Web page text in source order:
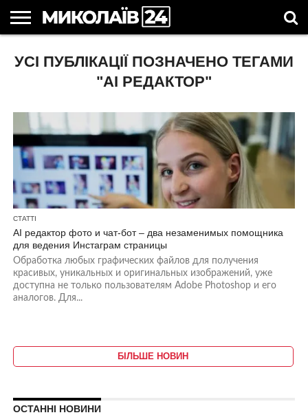
НОВИНИ
НОВИНИ
МИКОЛАЄВА
МИКОЛАЇВСЬКА
ОБЛАСТЬ
НОВИНИ
СПОРТУ
УКРАЇНА
ТА СВІТ
НОВИНИ
КОМПАНІЙ
АСТРОЛОГІЯ
СВЯТА
В
КОРИСНІ
СТАТТІ
УСІ ПУБЛІКАЦІЇ ПОЗНАЧЕНО ТЕГАМИ
"АI РЕДАКТОР"
СТАТТІ
АI редактор фото и чат-бот – два незаменимых помощника
для ведения Инстаграм страницы
Обработка любых графических файлов для получения
красивых, уникальных и оригинальных изображений, уже
доступна не только пользователям Adobe Photoshop и его
аналогов. Для...
БІЛЬШЕ НОВИН
ОСТАННІ НОВИНИ